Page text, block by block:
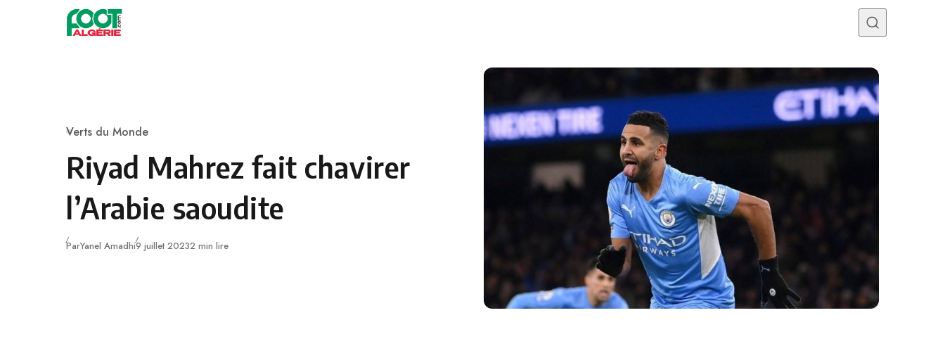
Skip to content
Category
Verts du Monde
Riyad Mahrez fait chavirer
l’Arabie saoudite
ParYanel AmadhiPublié
9 juillet 20232 min lire